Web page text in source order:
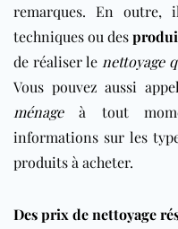
remarques. En outre,
techniques ou des
de réaliser le nettoyage
Vous pouvez aussi
ménageà tout
informations sur les
produits à acheter.
Des prix de nettoyage